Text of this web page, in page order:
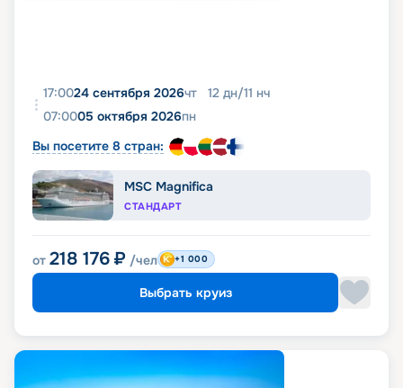
17:0024 сентября 2026чт 12 дн/11 нч
07:0005 октября 2026пн
Вы посетите 8 стран:
MSC Magnifica
СТАНДАРТ
от 218 176 ₽ /чел +1 000
Выбрать круиз